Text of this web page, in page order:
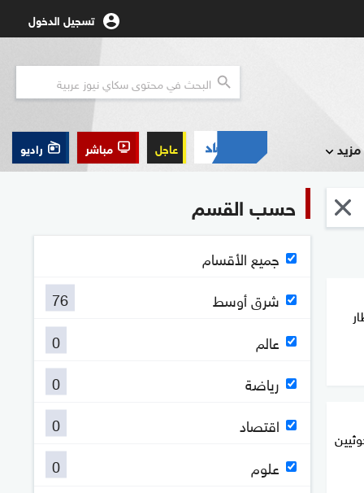
تسجيل الدخول
مزيد عاجل مباشر راديو
حسب القسم
جميع الأقسام
شرق أوسط
76
عالم
0
رياضة
0
اقتصاد
0
علوم
0